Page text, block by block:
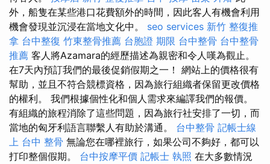
外，船隻在某些港口花費額外的時間，因此客人有機會利用
機會發現並沉浸在當地文化中。 seo services 新竹 整復推
拿 台中整復 竹東整骨推薦 台胞證 期限 台中整骨 台中整骨
推薦 客人將Azamara的經歷描述為親密和令人嘆為觀止。
在7天內預訂我們的最後促銷假期之一！ 網站上的價格很有
幫助，並且不符合競標資格，因為旅行組織者保留更改價格
的權利。 我們根據個性化和個人需求來編譯我們的報價。
有組織的旅程消除了這些問題，因為旅行社安排了一切，而
當地的匈牙利語言聯繫人有助於溝通。 台中整骨 記帳士線
上 台中 整骨 無論您在哪裡旅行，如果公司不夠好，都可以
打印整個假期。 台中按摩平價 記帳士 執照 在大多數情況